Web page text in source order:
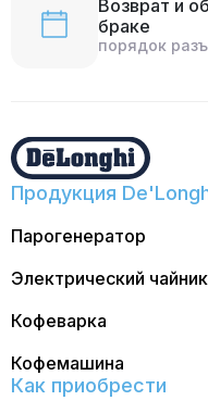
Возврат и
браке
порядок
Продукция
Парогенератор
Электрический чайник
Кофеварка
Кофемашина
Как приобрести